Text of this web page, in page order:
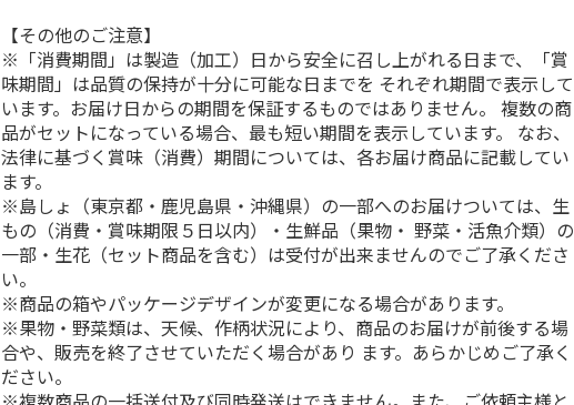
【その他のご注意】
※「消費期間」は製造（加工）日から安全に召し上がれる日まで、「賞
味期間」は品質の保持が十分に可能な日までを それぞれ期間で表示して
います。お届け日からの期間を保証するものではありません。 複数の商
品がセットになっている場合、最も短い期間を表示しています。 なお、
法律に基づく賞味（消費）期間については、各お届け商品に記載してい
ます。
※島しょ（東京都・鹿児島県・沖縄県）の一部へのお届けついては、生
もの（消費・賞味期限５日以内）・生鮮品（果物・ 野菜・活魚介類）の
一部・生花（セット商品を含む）は受付が出来ませんのでご了承くださ
い。
※商品の箱やパッケージデザインが変更になる場合があります。
※果物・野菜類は、天候、作柄状況により、商品のお届けが前後する場
合や、販売を終了させていただく場合があり ます。あらかじめご了承く
ださい。